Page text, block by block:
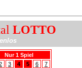
LOTTO
Nur 1 Spiel
3 4 5 6
7